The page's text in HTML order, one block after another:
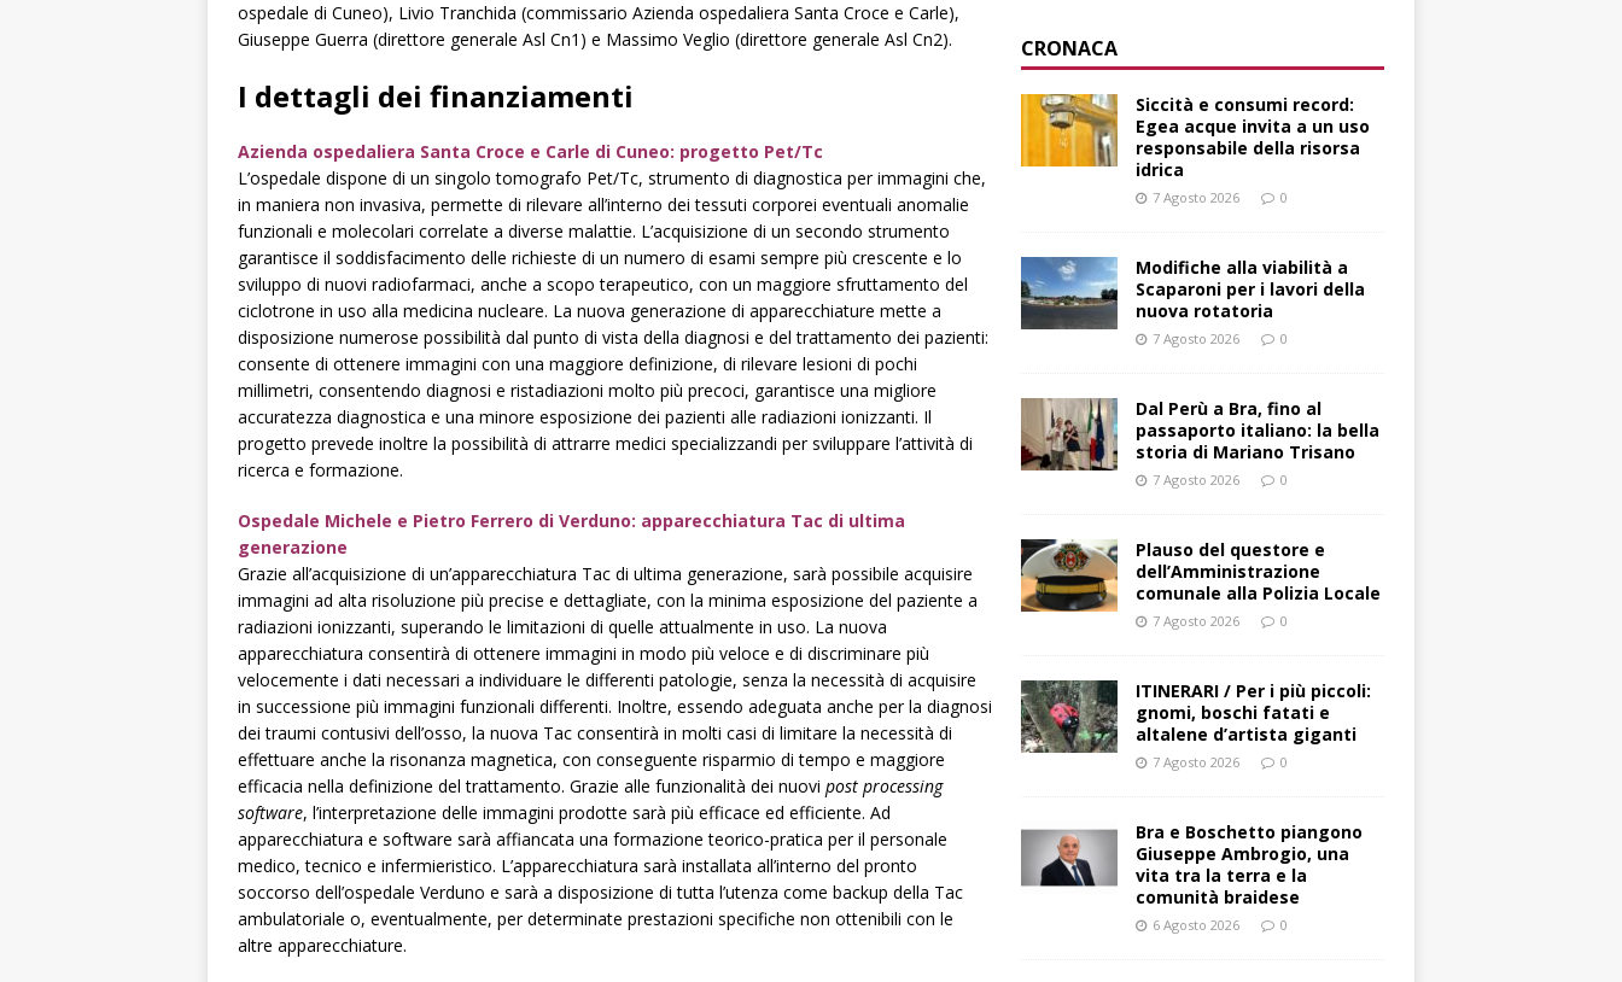
ospedale di Cuneo), Livio Tranchida (commissario Azienda ospedaliera Santa Croce e Carle),
Giuseppe Guerra (direttore generale Asl Cn1) e Massimo Veglio (direttore generale Asl Cn2).
I dettagli dei finanziamenti
Azienda ospedaliera Santa Croce e Carle di Cuneo: progetto Pet/Tc
L’ospedale dispone di un singolo tomografo Pet/Tc, strumento di diagnostica per immagini che,
in maniera non invasiva, permette di rilevare all’interno dei tessuti corporei eventuali anomalie
funzionali e molecolari correlate a diverse malattie. L’acquisizione di un secondo strumento
garantisce il soddisfacimento delle richieste di un numero di esami sempre più crescente e lo
sviluppo di nuovi radiofarmaci, anche a scopo terapeutico, con un maggiore sfruttamento del
ciclotrone in uso alla medicina nucleare. La nuova generazione di apparecchiature mette a
disposizione numerose possibilità dal punto di vista della diagnosi e del trattamento dei pazienti:
consente di ottenere immagini con una maggiore definizione, di rilevare lesioni di pochi
millimetri, consentendo diagnosi e ristadiazioni molto più precoci, garantisce una migliore
accuratezza diagnostica e una minore esposizione dei pazienti alle radiazioni ionizzanti. Il
progetto prevede inoltre la possibilità di attrarre medici specializzandi per sviluppare l’attività di
ricerca e formazione.
Ospedale Michele e Pietro Ferrero di Verduno: apparecchiatura Tac di ultima
generazione
Grazie all’acquisizione di un’apparecchiatura Tac di ultima generazione, sarà possibile acquisire
immagini ad alta risoluzione più precise e dettagliate, con la minima esposizione del paziente a
radiazioni ionizzanti, superando le limitazioni di quelle attualmente in uso. La nuova
apparecchiatura consentirà di ottenere immagini in modo più veloce e di discriminare più
velocemente i dati necessari a individuare le differenti patologie, senza la necessità di acquisire
in successione più immagini funzionali differenti. Inoltre, essendo adeguata anche per la diagnosi
dei traumi contusivi dell’osso, la nuova Tac consentirà in molti casi di limitare la necessità di
effettuare anche la risonanza magnetica, con conseguente risparmio di tempo e maggiore
efficacia nella definizione del trattamento. Grazie alle funzionalità dei nuovi post processing
software, l’interpretazione delle immagini prodotte sarà più efficace ed efficiente. Ad
apparecchiatura e software sarà affiancata una formazione teorico-pratica per il personale
medico, tecnico e infermieristico. L’apparecchiatura sarà installata all’interno del pronto
soccorso dell’ospedale Verduno e sarà a disposizione di tutta l’utenza come backup della Tac
ambulatoriale o, eventualmente, per determinate prestazioni specifiche non ottenibili con le
altre apparecchiature.
CRONACA
Siccità e consumi record:
Egea acque invita a un uso
responsabile della risorsa
idrica
7 Agosto 2026 0
Modifiche alla viabilità a
Scaparoni per i lavori della
nuova rotatoria
7 Agosto 2026 0
​Dal Perù a Bra, fino al
passaporto italiano: la bella
storia di Mariano Trisano
7 Agosto 2026 0
Plauso del questore e
dell’Amministrazione
comunale alla Polizia Locale
7 Agosto 2026 0
ITINERARI / Per i più piccoli:
gnomi, boschi fatati e
altalene d’artista giganti
7 Agosto 2026 0
Bra e Boschetto piangono
Giuseppe Ambrogio, una
vita tra la terra e la
comunità braidese
6 Agosto 2026 0